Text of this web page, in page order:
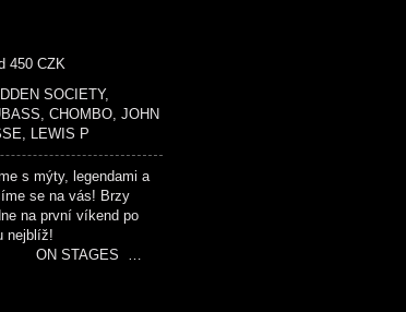
450 CZK
SOCIETY,
CHOMBO, JOHN
LEWIS P
s mýty, legendami a
se na vás! Brzy
na první víkend po
nejblíž!
ON STAGES …